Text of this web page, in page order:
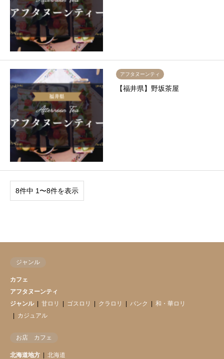
アフタヌーンティ
【福井県】野坂茶屋
8件中 1〜8件を表示
ジャンル
カフェ
アフタヌーンティ
ジャンル
甘ロリ ゴスロリ クラロリ パンク
和・華ロリ
カジュアル
お店 カフェ
北海道地方
北海道